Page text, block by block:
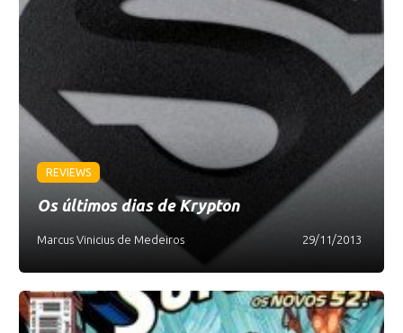
REVIEWS
Os últimos dias de Krypton
Marcus Vinicius de Medeiros 29/11/2013